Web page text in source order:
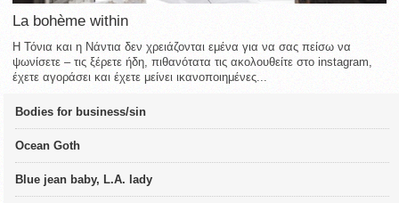
La bohème within
Η Τόνια και η Νάντια δεν χρειάζονται εμένα για να σας πείσω να
ψωνίσετε – τις ξέρετε ήδη, πιθανότατα τις ακολουθείτε στο instagram,
έχετε αγοράσει και έχετε μείνει ικανοποιημένες...
Bodies for business/sin
Ocean Goth
Blue jean baby, L.A. lady